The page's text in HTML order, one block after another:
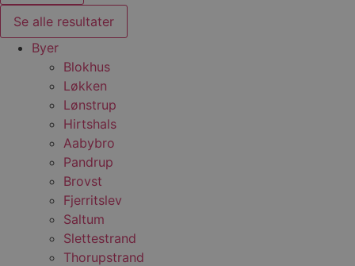
Se alle resultater
Byer
Blokhus
Løkken
Lønstrup
Hirtshals
Aabybro
Pandrup
Brovst
Fjerritslev
Saltum
Slettestrand
Thorupstrand